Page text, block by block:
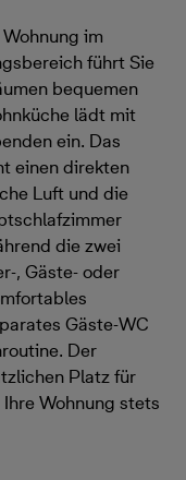
im
führt Sie
bequemen
lädt mit
ein. Das
einen direkten
Luft und die
die zwei
, Gäste- oder
Gäste-WC
Der
Platz für
Wohnung stets